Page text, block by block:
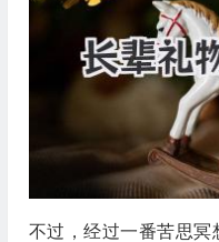
不过，经过一番苦思冥